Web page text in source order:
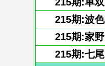
215期:波色
215期:家野
215期:七尾